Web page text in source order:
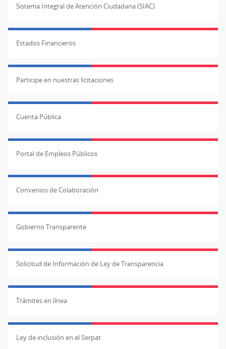
Sistema Integral de Atención Ciudadana (SIAC)
Estados Financieros
Participe en nuestras licitaciones
Cuenta Pública
Portal de Empleos Públicos
Convenios de Colaboración
Gobierno Transparente
Solicitud de Información de Ley de Transparencia
Trámites en línea
Ley de inclusión en el Serpat